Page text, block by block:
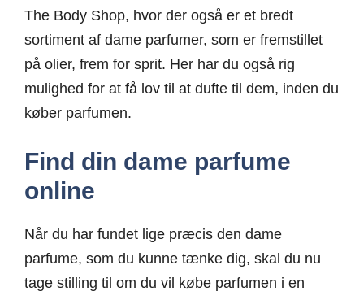
The Body Shop, hvor der også er et bredt
sortiment af dame parfumer, som er fremstillet
på olier, frem for sprit. Her har du også rig
mulighed for at få lov til at dufte til dem, inden du
køber parfumen.
Find din dame parfume
online
Når du har fundet lige præcis den dame
parfume, som du kunne tænke dig, skal du nu
tage stilling til om du vil købe parfumen i en